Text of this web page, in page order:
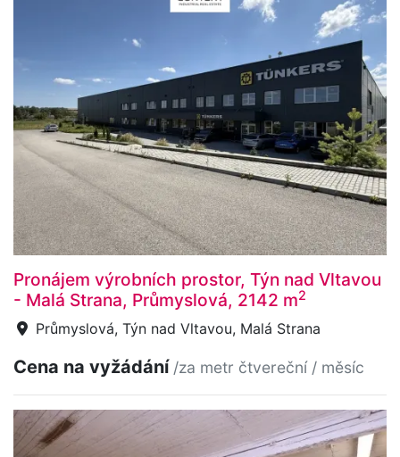
Pronájem výrobních prostor, Týn nad Vltavou
- Malá Strana, Průmyslová, 2142 m2
Průmyslová, Týn nad Vltavou, Malá Strana
Cena na vyžádání /za metr čtvereční / měsíc